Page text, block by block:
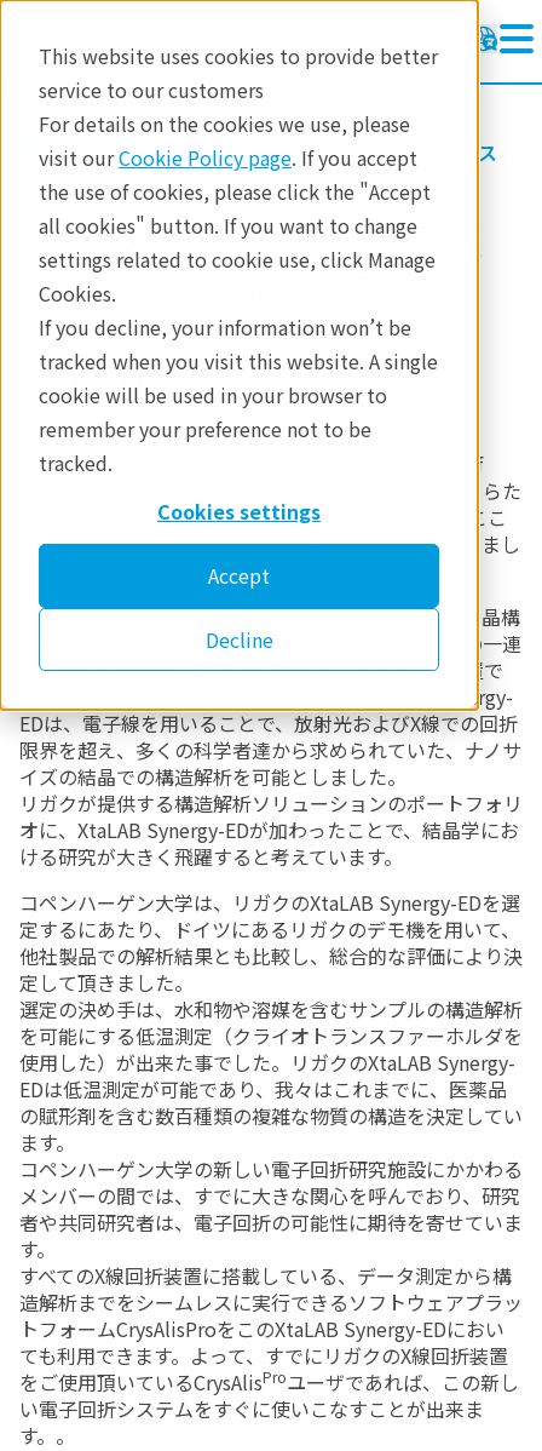
This website uses cookies to provide better
service to our customers
For details on the cookies we use, please
visit ourCookie Policy page. If you accept
the use of cookies, please click the "Accept
all cookies" button. If you want to change
settings related to cookie use, click Manage
Cookies.
If you decline, your information won’t be
tracked when you visit this website. A single
cookie will be used in your browser to
remember your preference not to be
tracked.
Cookies settings
Accept
Decline
リガクについて お知らせ・プレスリリース
コペンハーゲン大学、電
子回折研究施設を設立
し、リガクのXtaLAB
Synergy-EDを導入
コペンハーゲン大学の化学学部（The Department of
Chemistry at the University of Copenhagen）は、あらた
な電子回折研究施設を2023年秋に開所予定であり、ここ
にリガクのXtaLAB Synergy-EDを導入頂く事が決まりまし
リガクのXtaLAB Synergy-EDは、電子回折による単結晶構
造解析を行うための装置であり、測定から解析までの一連
のワークフローを搭載した、世界で初めての専用装置で
す。リガクと日本電子が共同で開発したXtaLAB Synergy-
EDは、電子線を用いることで、放射光およびX線での回折
限界を超え、多くの科学者達から求められていた、ナノサ
イズの結晶での構造解析を可能としました。
リガクが提供する構造解析ソリューションのポートフォリ
オに、XtaLAB Synergy-EDが加わったことで、結晶学にお
ける研究が大きく飛躍すると考えています。
コペンハーゲン大学は、リガクのXtaLAB Synergy-EDを選
定するにあたり、ドイツにあるリガクのデモ機を用いて、
他社製品での解析結果とも比較し、総合的な評価により決
定して頂きました。
選定の決め手は、水和物や溶媒を含むサンプルの構造解析
を可能にする低温測定（クライオトランスファーホルダを
使用した）が出来た事でした。リガクのXtaLAB Synergy-
EDは低温測定が可能であり、我々はこれまでに、医薬品
の賦形剤を含む数百種類の複雑な物質の構造を決定してい
ます。
コペンハーゲン大学の新しい電子回折研究施設にかかわる
メンバーの間では、すでに大きな関心を呼んでおり、研究
者や共同研究者は、電子回折の可能性に期待を寄せていま
す。
すべてのX線回折装置に搭載している、データ測定から構
造解析までをシームレスに実行できるソフトウェアプラッ
トフォームCrysAlisProをこのXtaLAB Synergy-EDにおい
ても利用できます。よって、すでにリガクのX線回折装置
をご使用頂いているCrysAlisProユーザであれば、この新し
い電子回折システムをすぐに使いこなすことが出来ま
す。。